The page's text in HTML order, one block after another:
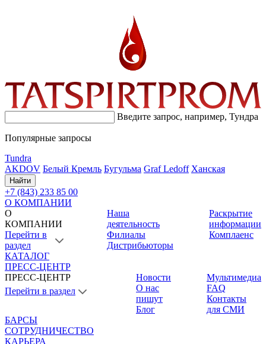
Введите запрос, например, Тундра
Популярные запросы
Tundra
AKDOV Белый Кремль Бугульма Graf Ledoff Ханская
Найти
+7 (843) 233 85 00
О КОМПАНИИ
О
КОМПАНИИ
Перейти в
раздел
Наша
деятельность
Филиалы
Дистрибьюторы
Раскрытие
информации
Комплаенс
КАТАЛОГ
ПРЕСС-ЦЕНТР
ПРЕСС-ЦЕНТР
Перейти в раздел
Новости
О нас
пишут
Блог
Мультимедиа
FAQ
Контакты
для СМИ
БАРСЫ
СОТРУДНИЧЕСТВО
КАРЬЕРА